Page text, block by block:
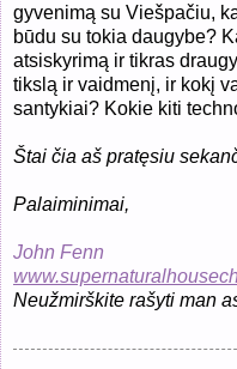
gyvenimą su Viešpačiu,
būdu su tokia daugybe?
atsiskyrimą ir tikras
tikslą ir vaidmenį, ir kokį
santykiai? Kokie kiti
Štai čia aš pratęsiu
Palaiminimai,
John Fenn
Neužmirškite rašyti man